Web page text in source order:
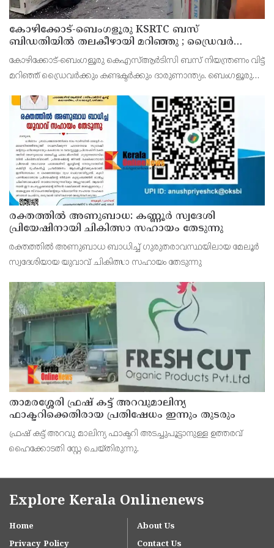
കോഴിക്കോട്-ബെംഗളൂരു KSRTC ബസ്
ബിഡതിയിൽ തലകീഴായി മറിഞ്ഞു ; ഡ്രെെവർക്കും
കണ്ടക്ടർക്കും ദാരുണാന്ത്യം, നിരവധി യാത്രക്കാർക്ക്
പരിക്ക്
കോഴിക്കോട്-ബെംഗളൂരു കെഎസ്ആര്‍ടിസി ബസ് നിയന്ത്രണം വിട്ട്
മറിഞ്ഞ് ഡ്രൈവര്‍ക്കും കണ്ടക്ടര്‍ക്കും ദാരുണാന്ത്യം. ബെംഗളൂരു
നിയന്ത്രണം വിട്ട ബസ് സൂചനാ ബോര്‍ഡില
രക്തത്തിൽ അണുബാധ: കണ്ണൂർ സ്വദേശി
പ്രിയേഷിനായി ചികിത്സാ സഹായം തേടുന്നു
രക്തത്തിൽ അണുബാധ ബാധിച്ച് ഗുരുതരാവസ്ഥയിലായ മേലൂർ
സ്വദേശിയായ യുവാവ് ചികിത്സാ സഹായം തേടുന്നു
താമരശ്ശേരി ഫ്രഷ് കട്ട് അറവുമാലിന്യ
ഫാക്ടറിക്കെതിരായ പ്രതിഷേധം ഇന്നും തുടരും
ഫ്രഷ് കട്ട് അറവു മാലിന്യ ഫാക്ടറി അടച്ചുപൂട്ടാനുള്ള ഉത്തരവ്
ഹൈക്കോടതി സ്റ്റേ ചെയ്തിരുന്നു.
Explore Kerala Onlinenews
Home
About Us
Privacy Policy
Contact Us